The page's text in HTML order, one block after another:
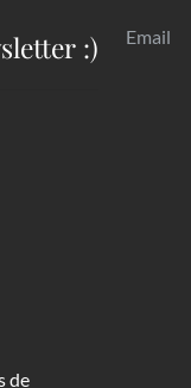
:) Email
de